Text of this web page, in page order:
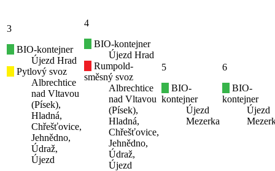
3
BIO-kontejner
Újezd Hrad
Pytlový svoz
Albrechtice
nad Vltavou
(Písek),
Hladná,
Chřešťovice,
Jehnědno,
Údraž,
Újezd
4
BIO-kontejner
Újezd Hrad
Rumpold-
směsný svoz
Albrechtice
nad Vltavou
(Písek),
Hladná,
Chřešťovice,
Jehnědno,
Údraž,
Újezd
5
BIO-
kontejner
Újezd
Mezerka
6
BIO-
kontejner
Újezd